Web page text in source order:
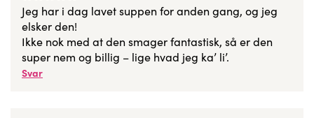
Jeg har i dag lavet suppen for anden gang, og jeg
elsker den!
Ikke nok med at den smager fantastisk, så er den
super nem og billig – lige hvad jeg ka’ li’.
Svar